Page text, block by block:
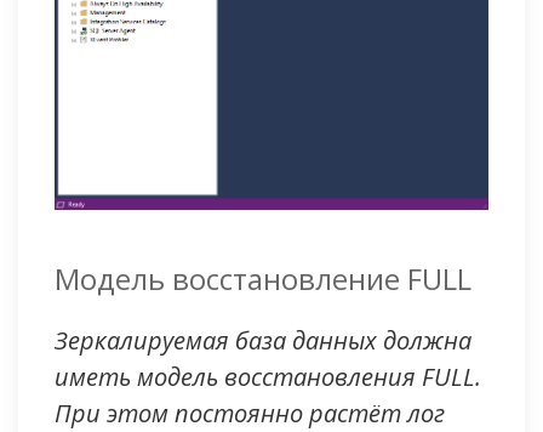
Модель восстановление FULL
Зеркалируемая база данных должна
иметь модель восстановления FULL.
При этом постоянно растёт лог